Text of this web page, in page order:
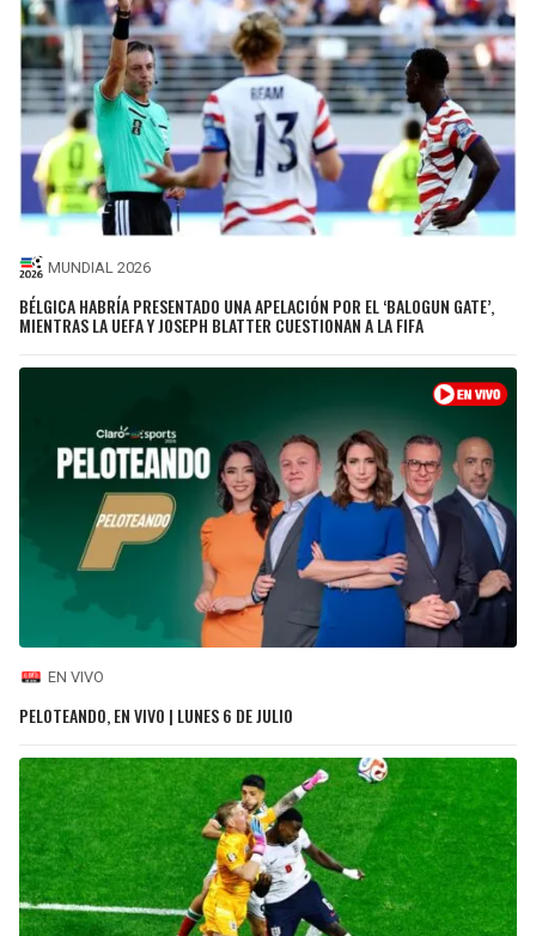
MUNDIAL 2026
BÉLGICA HABRÍA PRESENTADO UNA APELACIÓN POR EL ‘BALOGUN GATE’,
MIENTRAS LA UEFA Y JOSEPH BLATTER CUESTIONAN A LA FIFA
EN VIVO
PELOTEANDO, EN VIVO | LUNES 6 DE JULIO